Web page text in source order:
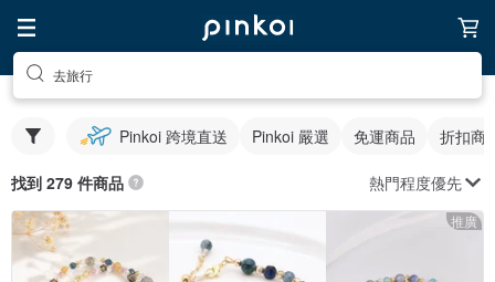
去旅行
Pinkoi 跨境直送 Pinkoi 嚴選 免運商品 折扣商
找到 279 件商品 熱門程度優先
推廣